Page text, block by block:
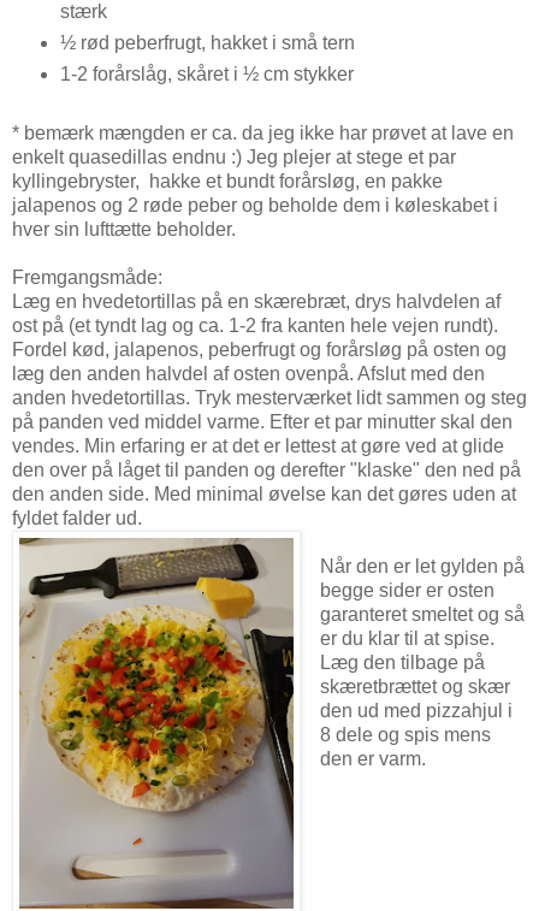
stærk
½ rød peberfrugt, hakket i små tern
1-2 forårslåg, skåret i ½ cm stykker
* bemærk mængden er ca. da jeg ikke har prøvet at lave en
enkelt quasedillas endnu :) Jeg plejer at stege et par
kyllingebryster, hakke et bundt forårsløg, en pakke
jalapenos og 2 røde peber og beholde dem i køleskabet i
hver sin lufttætte beholder.
Fremgangsmåde:
Læg en hvedetortillas på en skærebræt, drys halvdelen af
ost på (et tyndt lag og ca. 1-2 fra kanten hele vejen rundt).
Fordel kød, jalapenos, peberfrugt og forårsløg på osten og
læg den anden halvdel af osten ovenpå. Afslut med den
anden hvedetortillas. Tryk mesterværket lidt sammen og steg
på panden ved middel varme. Efter et par minutter skal den
vendes. Min erfaring er at det er lettest at gøre ved at glide
den over på låget til panden og derefter "klaske" den ned på
den anden side. Med minimal øvelse kan det gøres uden at
fyldet falder ud.
Når den er let gylden på
begge sider er osten
garanteret smeltet og så
er du klar til at spise.
Læg den tilbage på
skæretbrættet og skær
den ud med pizzahjul i
8 dele og spis mens
den er varm.